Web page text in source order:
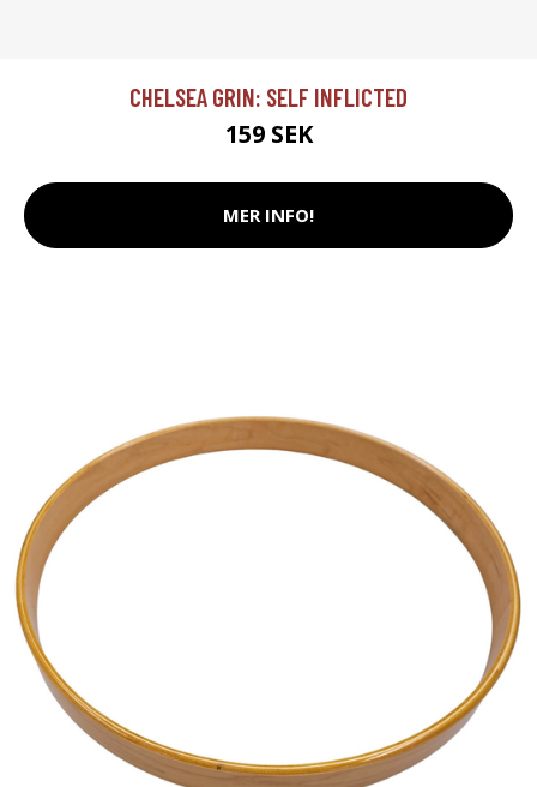
CHELSEA GRIN: SELF INFLICTED
159 SEK
MER INFO!